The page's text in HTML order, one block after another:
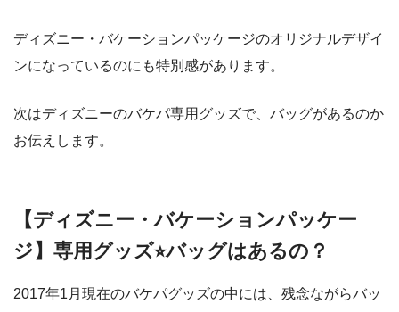
ディズニー・バケーションパッケージのオリジナルデザイ
ンになっているのにも特別感があります。
次はディズニーのバケパ専用グッズで、バッグがあるのか
お伝えします。
【ディズニー・バケーションパッケー
ジ】専用グッズ⭐︎バッグはあるの？
2017年1月現在のバケパグッズの中には、残念ながらバッ